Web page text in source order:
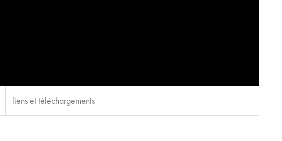
liens et téléchargements